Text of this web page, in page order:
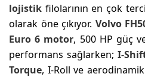
lojistik filolarının en çok
olarak öne çıkıyor. Volvo
Euro 6 motor, 500 HP güç
performans sağlarken; I-
Torque, I-Roll ve